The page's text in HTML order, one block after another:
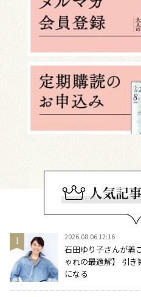
2026.08.06 12:16
石田ゆり子さんが着
ゃれの最適解】 引
になる